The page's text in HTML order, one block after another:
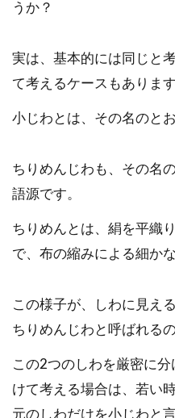
うか？
実は、基本的には同じと
て考えるケースもあります
小じわとは、その名のと
ちりめんじわも、その名
語源です。
ちりめんとは、絹を平織
で、布の縮みによる細か
この様子が、しわに見え
ちりめんじわと呼ばれるの
この2つのしわを厳密に
けて考える場合は、若い
元のしわだけを小じわと